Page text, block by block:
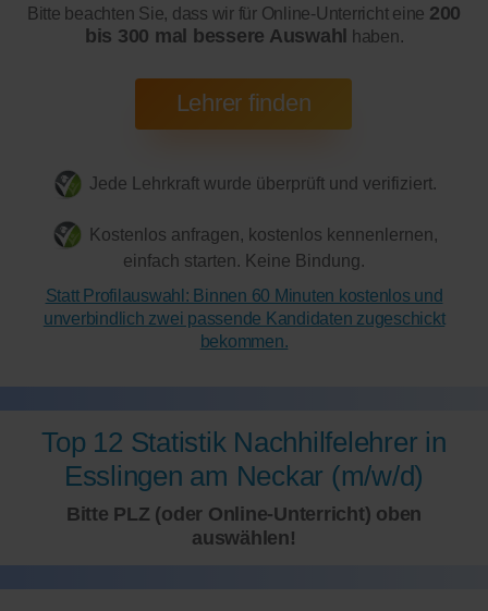
Bitte beachten Sie, dass wir für Online-Unterricht eine 200
bis 300 mal bessere Auswahl haben.
Jede Lehrkraft wurde überprüft und verifiziert.
Kostenlos anfragen, kostenlos kennenlernen,
einfach starten. Keine Bindung.
Statt Profilauswahl: Binnen 60 Minuten kostenlos und
unverbindlich zwei passende Kandidaten zugeschickt
bekommen.
Top 12 Statistik Nachhilfelehrer in
Esslingen am Neckar (m/w/d)
Bitte PLZ (oder Online-Unterricht) oben
auswählen!